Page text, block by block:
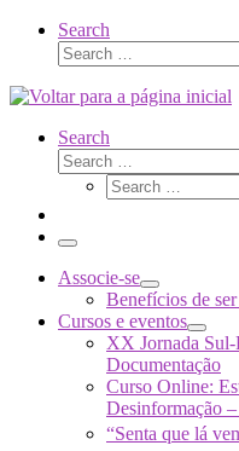
Search
Search
Search
Search
Search
Menu
Associe-se
Benefícios de
Cursos e eventos
XX Jornada
Documentação
Curso Online:
Desinformação
“Senta que lá